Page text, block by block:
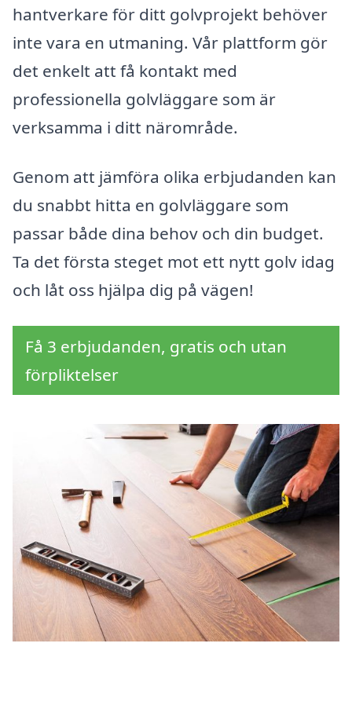
hantverkare för ditt golvprojekt behöver
inte vara en utmaning. Vår plattform gör
det enkelt att få kontakt med
professionella golvläggare som är
verksamma i ditt närområde.
Genom att jämföra olika erbjudanden kan
du snabbt hitta en golvläggare som
passar både dina behov och din budget.
Ta det första steget mot ett nytt golv idag
och låt oss hjälpa dig på vägen!
Få 3 erbjudanden, gratis och utan
förpliktelser